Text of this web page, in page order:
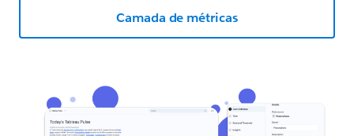
Camada de métricas